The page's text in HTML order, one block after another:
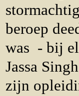
beroep
was - bij
Jassa
zijn